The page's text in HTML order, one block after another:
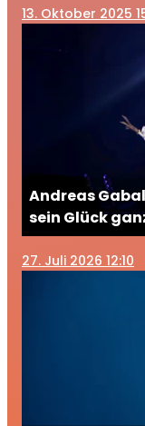
13. Oktober 2025
Andreas
sein Glück
27. Juli 2026 12:10